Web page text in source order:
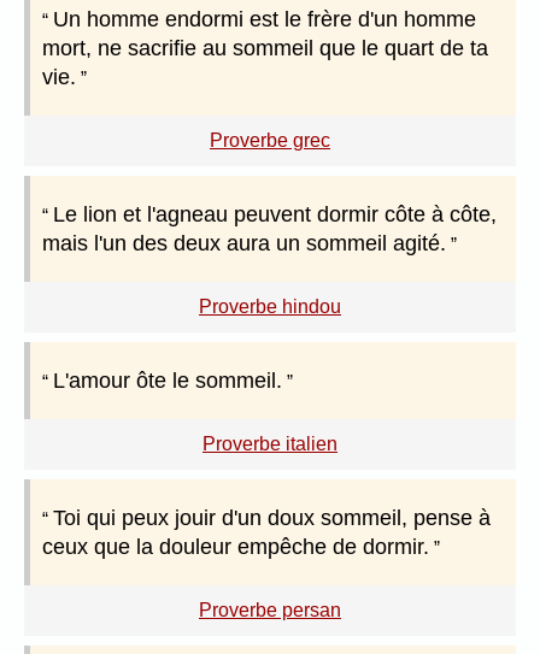
Un homme endormi est le frère d'un homme
mort, ne sacrifie au sommeil que le quart de ta
vie.
Proverbe grec
Le lion et l'agneau peuvent dormir côte à côte,
mais l'un des deux aura un sommeil agité.
Proverbe hindou
L'amour ôte le sommeil.
Proverbe italien
Toi qui peux jouir d'un doux sommeil, pense à
ceux que la douleur empêche de dormir.
Proverbe persan